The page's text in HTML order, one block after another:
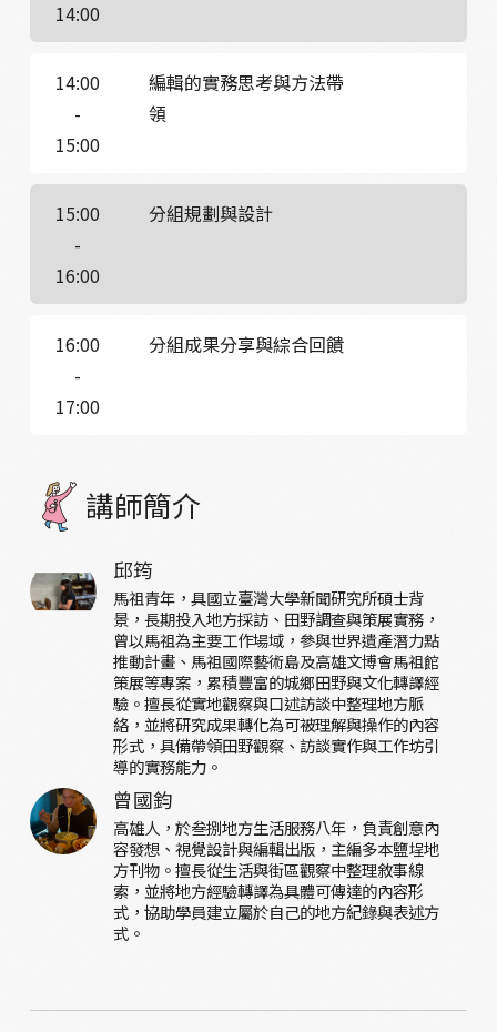
14:00
14:00
-
15:00
編輯的實務思考與方法帶
領
15:00
-
16:00
分組規劃與設計
16:00
-
17:00
分組成果分享與綜合回饋
講師簡介
邱筠
馬祖青年，具國立臺灣大學新聞研究所碩士背
景，長期投入地方採訪、田野調查與策展實務，
曾以馬祖為主要工作場域，參與世界遺產潛力點
推動計畫、馬祖國際藝術島及高雄文博會馬祖館
策展等專案，累積豐富的城鄉田野與文化轉譯經
驗。擅長從實地觀察與口述訪談中整理地方脈
絡，並將研究成果轉化為可被理解與操作的內容
形式，具備帶領田野觀察、訪談實作與工作坊引
導的實務能力。
曾國鈞
高雄人，於叁捌地方生活服務八年，負責創意內
容發想、視覺設計與編輯出版，主編多本鹽埕地
方刊物。擅長從生活與街區觀察中整理敘事線
索，並將地方經驗轉譯為具體可傳達的內容形
式，協助學員建立屬於自己的地方紀錄與表述方
式。